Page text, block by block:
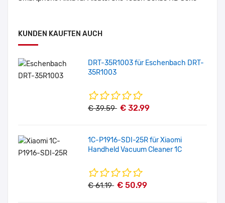
KUNDEN KAUFTEN AUCH
DRT-35R1003 für Eschenbach DRT-
35R1003
€ 39.59 € 32.99
1C-P1916-SDI-25R für Xiaomi
Handheld Vacuum Cleaner 1C
€ 61.19 € 50.99